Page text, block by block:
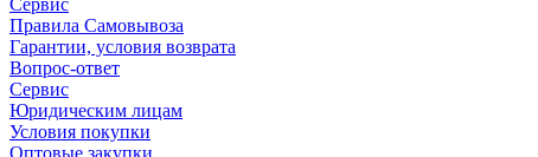
Сервис
Правила Самовывоза
Гарантии, условия возврата
Вопрос-ответ
Сервис
Юридическим лицам
Условия покупки